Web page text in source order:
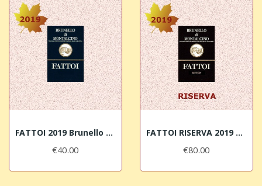
FATTOI 2019 Brunello di Montalcino DOCG
€40.00
FATTOI RISERVA 2019 Brunello di Montalcino DOCG
€80.00